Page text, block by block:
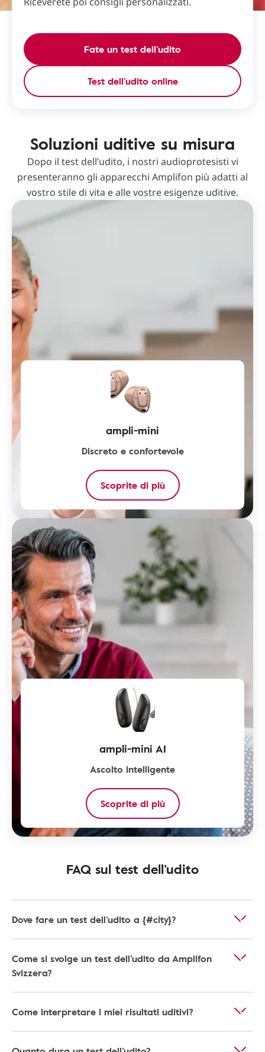
Fate un test dell’udito
Test dell’udito online
Soluzioni uditive su misura
Dopo il test dell’udito, i nostri audioprotesisti vi
presenteranno gli apparecchi Amplifon più adatti al
vostro stile di vita e alle vostre esigenze uditive.
ampli-mini
Discreto e confortevole
Scoprite di più
ampli-mini AI
Ascolto intelligente
Scoprite di più
FAQ sul test dell’udito
Dove fare un test dell’udito a {#city}?
Come si svolge un test dell’udito da Amplifon
Svizzera?
Come interpretare i miei risultati uditivi?